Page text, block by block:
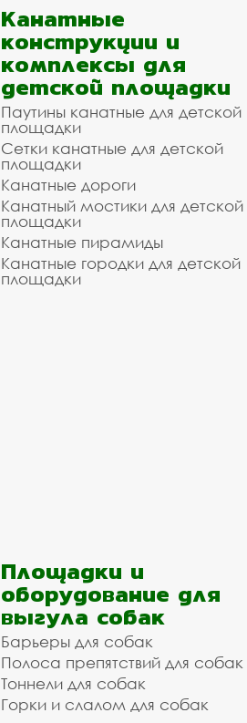
Канатные
конструкции и
комплексы для
детской площадки
Паутины канатные для детской
площадки
Сетки канатные для детской
площадки
Канатные дороги
Канатный мостики для детской
площадки
Канатные пирамиды
Канатные городки для детской
площадки
Площадки и
оборудование для
выгула собак
Барьеры для собак
Полоса препятствий для собак
Тоннели для собак
Горки и слалом для собак